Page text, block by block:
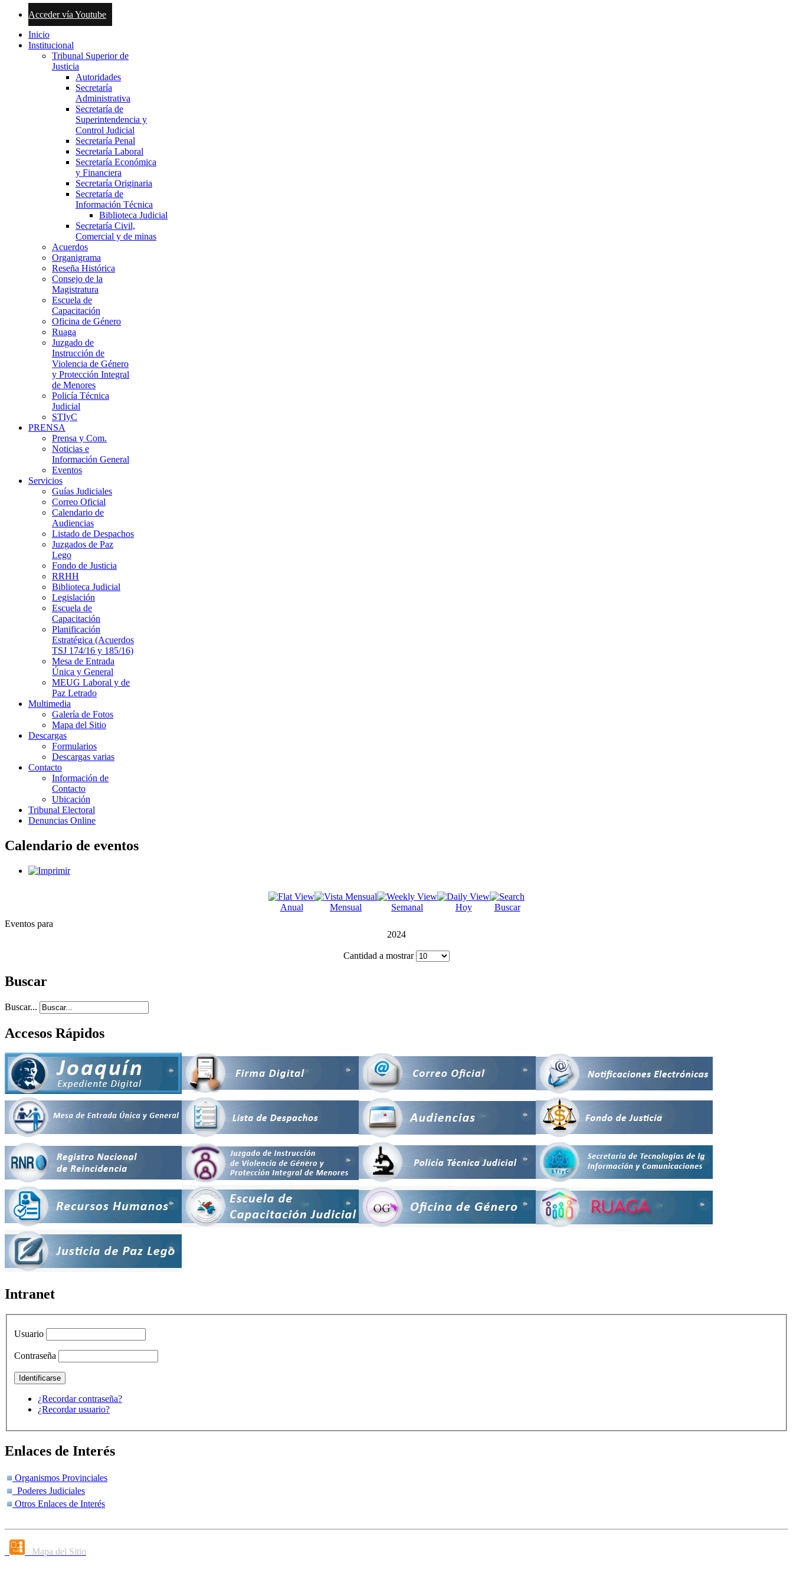
Acceder vía Youtube
Inicio
Institucional
Tribunal Superior de
Justicia
Autoridades
Secretaría
Administrativa
Secretaría de
Superintendencia y
Control Judicial
Secretaría Penal
Secretaría Laboral
Secretaría Económica
y Financiera
Secretaría Originaria
Secretaría de
Información Técnica
Biblioteca Judicial
Secretaría Civil,
Comercial y de minas
Acuerdos
Organigrama
Reseña Histórica
Consejo de la
Magistratura
Escuela de
Capacitación
Oficina de Género
Ruaga
Juzgado de
Instrucción de
Violencia de Género
y Protección Integral
de Menores
Policía Técnica
Judicial
STIyC
PRENSA
Prensa y Com.
Noticias e
Información General
Eventos
Servicios
Guías Judiciales
Correo Oficial
Calendario de
Audiencias
Listado de Despachos
Juzgados de Paz
Lego
Fondo de Justicia
RRHH
Biblioteca Judicial
Legislación
Escuela de
Capacitación
Planificación
Estratégica (Acuerdos
TSJ 174/16 y 185/16)
Mesa de Entrada
Única y General
MEUG Laboral y de
Paz Letrado
Multimedia
Galería de Fotos
Mapa del Sitio
Descargas
Formularios
Descargas varias
Contacto
Información de
Contacto
Ubicación
Tribunal Electoral
Denuncias Online
Calendario de eventos
Anual Mensual Semanal Hoy
Buscar
Eventos para
2024
Cantidad a mostrar
Buscar
Buscar...
Accesos Rápidos
Intranet
Usuario
Contraseña
¿Recordar contraseña?
¿Recordar usuario?
Enlaces de Interés
Organismos Provinciales
Poderes Judiciales
Otros Enlaces de Interés
Mapa del Sitio